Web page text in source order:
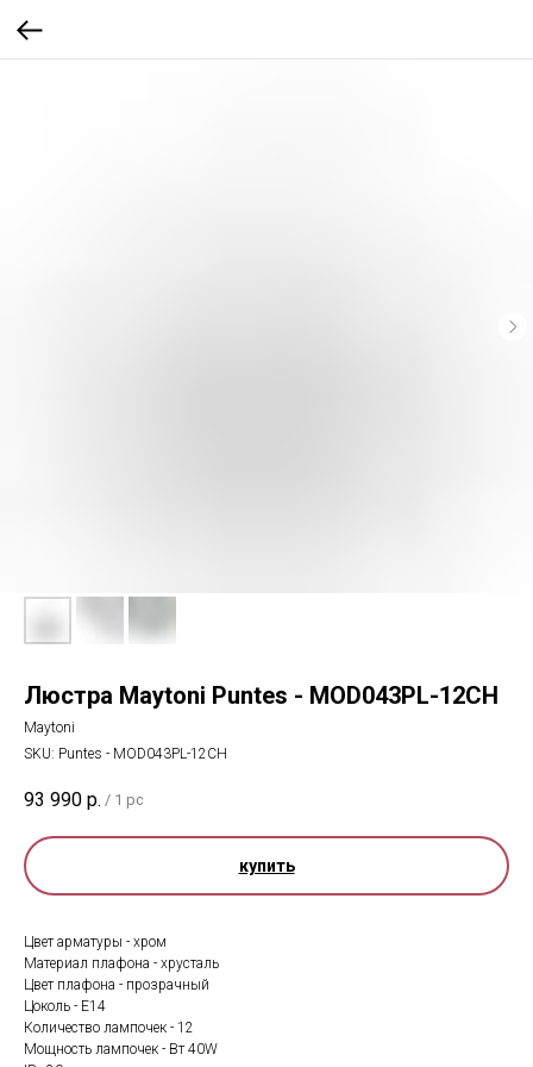
Люстра Maytoni Puntes - MOD043PL-12CH
Maytoni
SKU: Puntes - MOD043PL-12CH
93 990 р. / 1 pc
купить
Цвет арматуры - хром
Материал плафона - хрусталь
Цвет плафона - прозрачный
Цоколь - E14
Количество лампочек - 12
Мощность лампочек - Вт 40W